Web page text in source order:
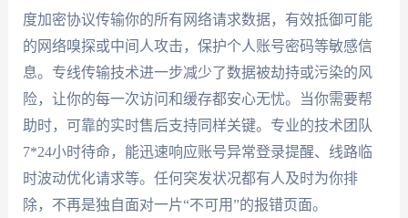
度加密协议传输你的所有网络请求数据，有效抵御可能
的网络嗅探或中间人攻击，保护个人账号密码等敏感信
息。专线传输技术进一步减少了数据被劫持或污染的风
险，让你的每一次访问和缓存都安心无忧。当你需要帮
助时，可靠的实时售后支持同样关键。专业的技术团队
7*24小时待命，能迅速响应账号异常登录提醒、线路临
时波动优化请求等。任何突发状况都有人及时为你排
除，不再是独自面对一片“不可用”的报错页面。